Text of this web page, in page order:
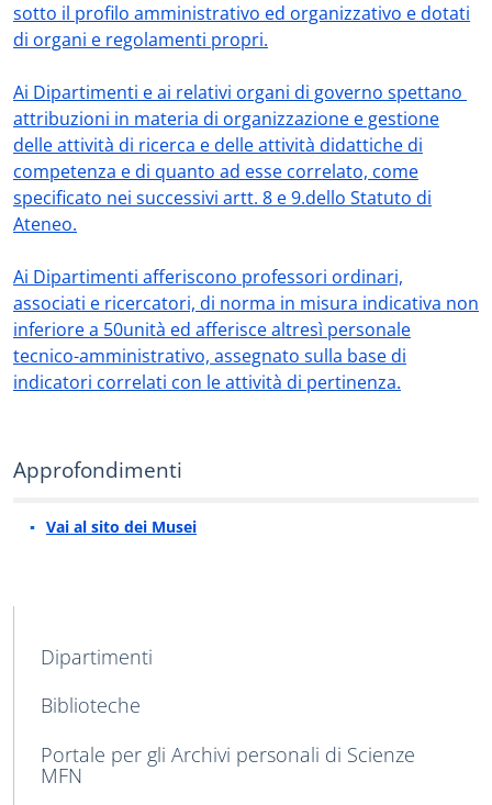
sotto il profilo amministrativo ed organizzativo e dotati
di organi e regolamenti propri.
Ai Dipartimenti e ai relativi organi di governo spettano
attribuzioni in materia di organizzazione e gestione
delle attività di ricerca e delle attività didattiche di
competenza e di quanto ad esse correlato, come
specificato nei successivi artt. 8 e 9.dello Statuto di
Ateneo.
Ai Dipartimenti afferiscono professori ordinari,
associati e ricercatori, di norma in misura indicativa non
inferiore a 50unità ed afferisce altresì personale
tecnico-amministrativo, assegnato sulla base di
indicatori correlati con le attività di pertinenza.
Approfondimenti
Vai al sito dei Musei
MAIN NAVIGATION
Dipartimenti
Biblioteche
Portale per gli Archivi personali di Scienze
MFN